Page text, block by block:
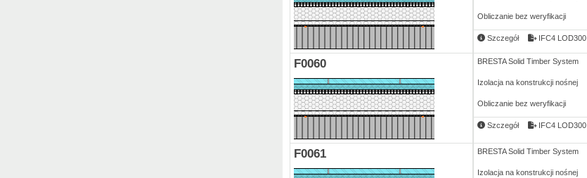
Obliczanie bez weryfikacji
Szczegół IFC4 LOD300
F0060 BRESTA Solid Timber System
Izolacja na konstrukcji nośnej
Obliczanie bez weryfikacji
Szczegół IFC4 LOD300
F0061 BRESTA Solid Timber System
Izolacja na konstrukcji nośnej